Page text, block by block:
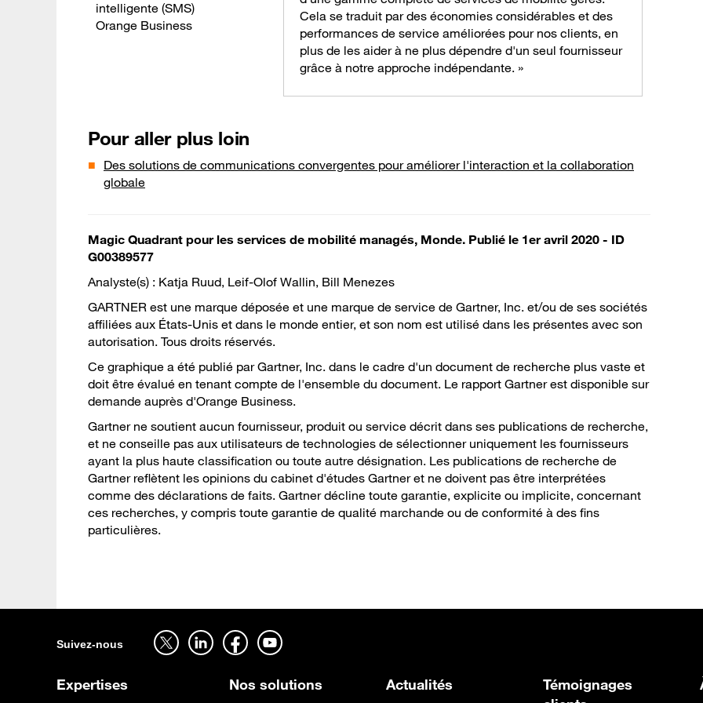
intelligente (SMS)
Orange Business
Cela se traduit par des économies considérables et des
performances de service améliorées pour nos clients, en
plus de les aider à ne plus dépendre d'un seul fournisseur
grâce à notre approche indépendante. »
Pour aller plus loin
Des solutions de communications convergentes pour améliorer l'interaction et la collaboration
globale
Magic Quadrant pour les services de mobilité managés, Monde. Publié le 1er avril 2020 - ID
G00389577
Analyste(s) : Katja Ruud, Leif-Olof Wallin, Bill Menezes
GARTNER est une marque déposée et une marque de service de Gartner, Inc. et/ou de ses sociétés
affiliées aux États-Unis et dans le monde entier, et son nom est utilisé dans les présentes avec son
autorisation. Tous droits réservés.
Ce graphique a été publié par Gartner, Inc. dans le cadre d'un document de recherche plus vaste et
doit être évalué en tenant compte de l'ensemble du document. Le rapport Gartner est disponible sur
demande auprès d'Orange Business.
Gartner ne soutient aucun fournisseur, produit ou service décrit dans ses publications de recherche,
et ne conseille pas aux utilisateurs de technologies de sélectionner uniquement les fournisseurs
ayant la plus haute classification ou toute autre désignation. Les publications de recherche de
Gartner reflètent les opinions du cabinet d'études Gartner et ne doivent pas être interprétées
comme des déclarations de faits. Gartner décline toute garantie, explicite ou implicite, concernant
ces recherches, y compris toute garantie de qualité marchande ou de conformité à des fins
particulières.
Suivez-nous
Suivez-nous sur twitter - ouverture dans un nouvel onglet Suivez-nous sur linkedin - ouverture dans un nouvel onglet Suivez-nous sur facebook - ouverture dans un nouvel onglet Suivez-nous sur youtube - ouverture dans un nouvel onglet
Expertises Nos solutions Actualités
Témoignages